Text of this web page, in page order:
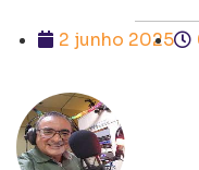
2 junho 2025